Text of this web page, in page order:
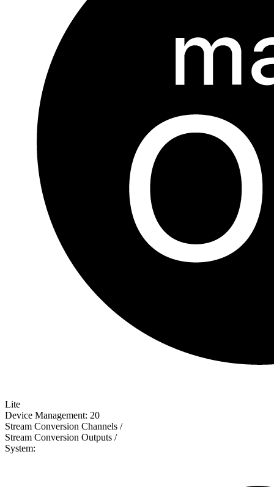
Lite
Device Management: 20
Stream Conversion Channels /
Stream Conversion Outputs /
System: